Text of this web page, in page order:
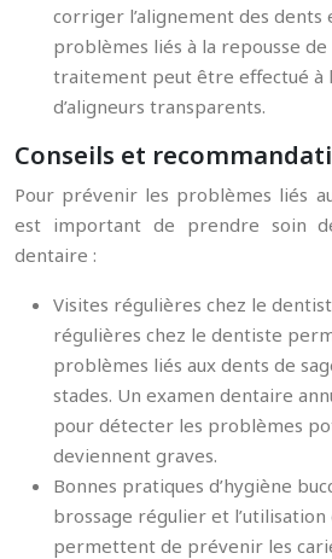
corriger l’alignement des
problèmes liés à la repousse de
traitement peut être effectué à
d’aligneurs transparents.
Conseils et
Pour prévenir les problèmes liés
est important de prendre soin
dentaire :
Visites régulières chez le
régulières chez le dentiste
problèmes liés aux dents de
stades. Un examen dentaire
pour détecter les problèmes
deviennent graves.
Bonnes pratiques d’hygiène
brossage régulier et
permettent de prévenir les